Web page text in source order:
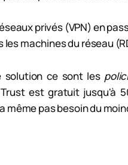
privés (VPN) en
machines du réseau
ce sont les
est gratuit jusqu'à
même pas besoin du